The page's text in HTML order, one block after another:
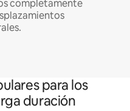
completamente
para los
duración